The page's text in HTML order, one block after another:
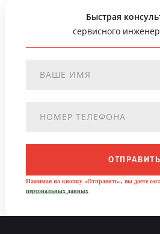
Быстрая
сервисного
ОТПРАВИТЬ
Нажимая на кнопку «Отправить», вы даете
персональных данных